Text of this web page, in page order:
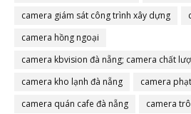
camera giám sát công trình xây dựng
camera hồng ngoại
camera kbvision đà nẵng; camera chất
camera đà nẵng
camera kho lạnh đà nẵng
camera
camera quán cafe đà nẵng
camera